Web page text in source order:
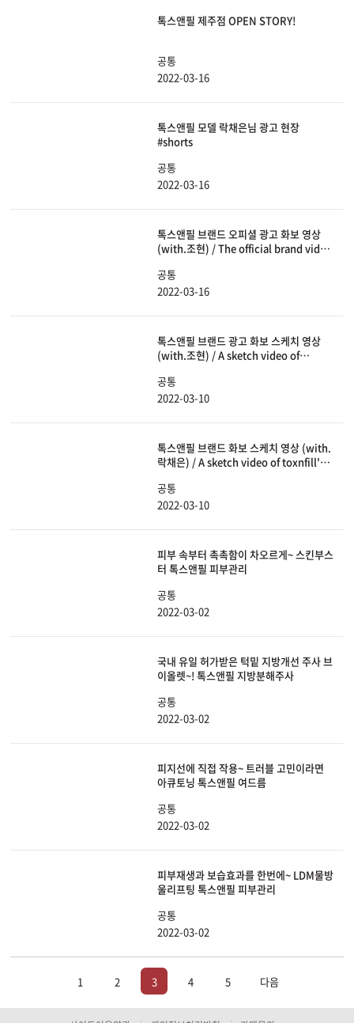
톡스앤필 제주점 OPEN STORY!
공통
2022-03-16
톡스앤필 모델 락채은님 광고 현장
#shorts
공통
2022-03-16
톡스앤필 브랜드 오피셜 광고 화보 영상
(with.조현) / The official brand video
공통
2022-03-16
톡스앤필 브랜드 광고 화보 스케치 영상
(with.조현) / A sketch video of
공통
2022-03-10
톡스앤필 브랜드 화보 스케치 영상 (with.
락채은) / A sketch video of toxnfill's
공통
2022-03-10
피부 속부터 촉촉함이 차오르게~ 스킨부스
터 톡스앤필 피부관리
공통
2022-03-02
국내 유일 허가받은 턱밑 지방개선 주사 브
이올렛~! 톡스앤필 지방분해주사
공통
2022-03-02
피지선에 직접 작용~ 트러블 고민이라면
아큐토닝 톡스앤필 여드름
공통
2022-03-02
피부재생과 보습효과를 한번에~ LDM물방
울리프팅 톡스앤필 피부관리
공통
2022-03-02
1 2 3 4 5 다음